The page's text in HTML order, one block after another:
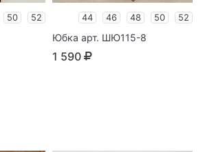
50 52 44 46 48 50 52
Юбка арт. ШЮ115-8
1 590